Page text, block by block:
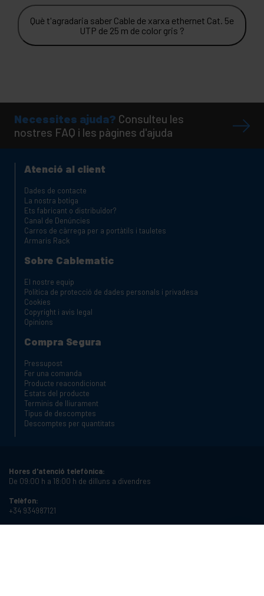
Què t'agradaria saber Cable de xarxa ethernet Cat. 5e
UTP de 25 m de color gris ?
Necessites ajuda? Consulteu les
nostres FAQ i les pàgines d'ajuda
Atenció al client
Dades de contacte
La nostra botiga
Ets fabricant o distribuïdor?
Canal de Denúncies
Carros de càrrega per a portàtils i tauletes
Armaris Rack
Sobre Cablematic
El nostre equip
Política de protecció de dades personals i privadesa
Cookies
Copyright i avis legal
Opinions
Compra Segura
Pressupost
Fer una comanda
Producte reacondicionat
Estats del producte
Terminis de lliurament
Tipus de descomptes
Descomptes per quantitats
Hores d'atenció telefònica:
De 09:00 h a 18:00 h de dilluns a divendres
Telèfon:
+34 934987121